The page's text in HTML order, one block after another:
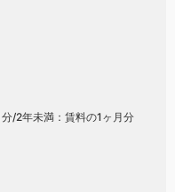
/2年未満：賃料の1ヶ月分